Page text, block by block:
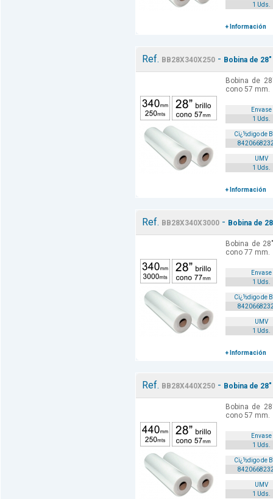
1 Uds.
+ Información
Ref. BB28X340X250 - Bobina de
Bobina de
cono 57 mm.
Envase
1 Uds.
Cï¿½digo de
UMV
1 Uds.
+ Información
Ref. BB28X340X3000 - Bobina de
Bobina de
cono 77 mm.
Envase
1 Uds.
Cï¿½digo de
UMV
1 Uds.
+ Información
Ref. BB28X440X250 - Bobina de
Bobina de
cono 57 mm.
Envase
1 Uds.
Cï¿½digo de
UMV
1 Uds.